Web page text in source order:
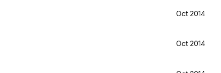
Oct 2014
Oct 2014